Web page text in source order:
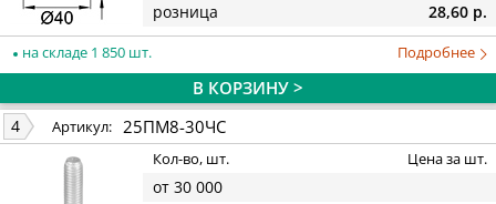
розница
28,60 р.
на складе 1 850 шт. Подробнее
В КОРЗИНУ >
4 Артикул: 25ПМ8-30ЧС
Кол-во, шт. Цена за шт.
от 30 000